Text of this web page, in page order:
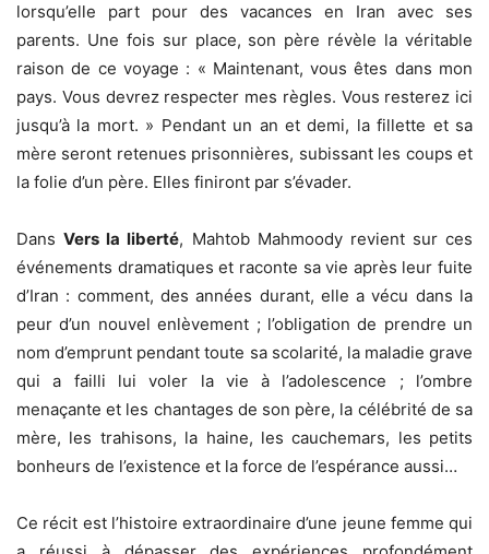
lorsqu’elle part pour des vacances en Iran avec ses
parents. Une fois sur place, son père révèle la véritable
raison de ce voyage : « Maintenant, vous êtes dans mon
pays. Vous devrez respecter mes règles. Vous resterez ici
jusqu’à la mort. » Pendant un an et demi, la fillette et sa
mère seront retenues prisonnières, subissant les coups et
la folie d’un père. Elles finiront par s’évader.
DansVers la liberté, Mahtob Mahmoody revient sur ces
événements dramatiques et raconte sa vie après leur fuite
d’Iran : comment, des années durant, elle a vécu dans la
peur d’un nouvel enlèvement ; l’obligation de prendre un
nom d’emprunt pendant toute sa scolarité, la maladie grave
qui a failli lui voler la vie à l’adolescence ; l’ombre
menaçante et les chantages de son père, la célébrité de sa
mère, les trahisons, la haine, les cauchemars, les petits
bonheurs de l’existence et la force de l’espérance aussi…
Ce récit est l’histoire extraordinaire d’une jeune femme qui